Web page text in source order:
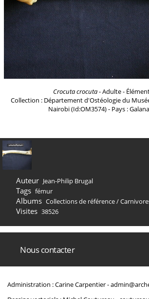
Crocuta crocuta- Adulte -
Collection : Département d'Ostéologie du
Nairobi (Id:OM3574) - Pays :
Auteur Jean-Philip Brugal
Tags fémur
Albums Collections de référence/
Visites 38526
Nous contacter
Administration : Carine Carpentier -